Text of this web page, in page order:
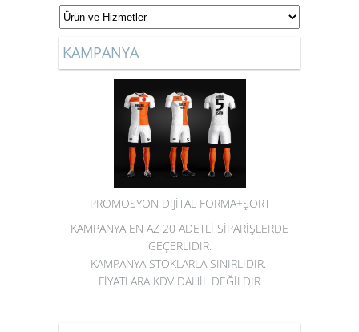
KAMPANYA
PROMOSYON DİJİTAL FORMA+ŞORT
KAMPANYA EN AZ 20 ADETLİ SİPARİŞLERDE
GEÇERLİDİR.
KAMPANYA STOKLARLA SINIRLIDIR.
FİYATLARA KDV DAHİL DEĞİLDİR